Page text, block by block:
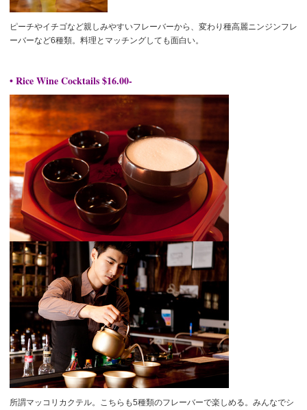
ピーチやイチゴなど親しみやすいフレーバーから、変わり種高麗ニンジンフレ
ーバーなど6種類。料理とマッチングしても面白い。
• Rice Wine Cocktails $16.00-
所謂マッコリカクテル。こちらも5種類のフレーバーで楽しめる。みんなでシ